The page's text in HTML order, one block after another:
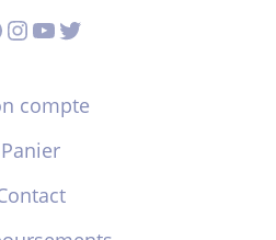
Instagram
YouTube
Twitter
compte
Panier